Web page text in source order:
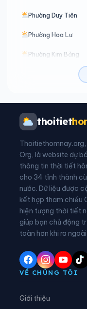
Phường Duy Tiên
Phường Hoa Lư
Phường Kim Bảng
Phường Nam Định
Phường Nguyễn Uý
Phường Phù Vân
Phường Tam Điệp
Phường Thành Nam
Phường Tiên Sơn
Phường Trường Thi
Phường Yên Sơn
Xã Bắc Lý
thoitiet
Org, là website dự
thông tin thời tiết
cho 34 tỉnh thành
nước. Dữ liệu được
kết hợp tham chiếu
hiện tượng thời tiết
giúp bạn chủ động
toàn hơn khi ra
VỀ CHÚNG TÔI
Giới thiệu